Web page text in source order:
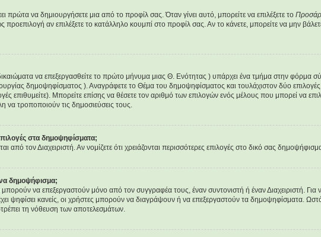
πρώτα να δημιουργήσετε μια από το προφίλ σας. Όταν γίνει αυτό, μπορείτε να επιλέξετε το
αν επιλέξετε το κατάλληλο κουμπί στο προφίλ σας. Αν το κάνετε, μπορείτε να μην
να επεξεργασθείτε το πρώτο μήνυμα μιας Θ. Ενότητας ) υπάρχει ένα τμήμα στην φόρμα
δημοψηφίσματος ). Αναγράφετε το Θέμα του δημοψηφίσματος και τουλάχιστον δύο
επιθυμείτε). Μπορείτε επίσης να θέσετε τον αριθμό των επιλογών ενός μέλους που μπορεί να
να τροποποιούν τις δημοσιεύσεις τους.
στα δημοψηφίσματα;
από τον Διαχειριστή. Αν νομίζετε ότι χρειάζονται περισσότερες επιλογές στο δικό σας
δημοψήφισμα;
να επεξεργαστούν μόνο από τον συγγραφέα τους, έναν συντονιστή ή έναν Διαχειριστή. Για
ψηφίσει κανείς, οι χρήστες μπορούν να διαγράψουν ή να επεξεργαστούν τα δημοψηφίσματα.
τη νόθευση των αποτελεσμάτων.